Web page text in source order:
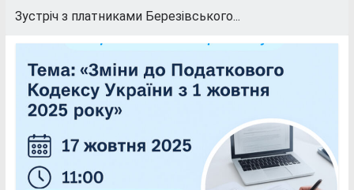
Зустріч з платниками Березівського...